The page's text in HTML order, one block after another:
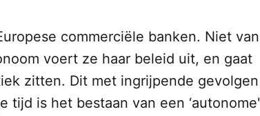
commerciële banken. Niet van
voert ze haar beleid uit, en gaat
zitten. Dit met ingrijpende gevolgen
tijd is het bestaan van een ‘autonome'